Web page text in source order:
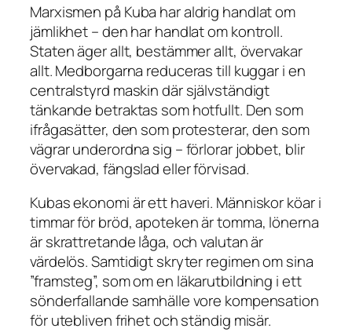
Marxismen på Kuba har aldrig handlat om
jämlikhet – den har handlat om kontroll.
Staten äger allt, bestämmer allt, övervakar
allt. Medborgarna reduceras till kuggar i en
centralstyrd maskin där självständigt
tänkande betraktas som hotfullt. Den som
ifrågasätter, den som protesterar, den som
vägrar underordna sig – förlorar jobbet, blir
övervakad, fängslad eller förvisad.
Kubas ekonomi är ett haveri. Människor köar i
timmar för bröd, apoteken är tomma, lönerna
är skrattretande låga, och valutan är
värdelös. Samtidigt skryter regimen om sina
”framsteg”, som om en läkarutbildning i ett
sönderfallande samhälle vore kompensation
för utebliven frihet och ständig misär.